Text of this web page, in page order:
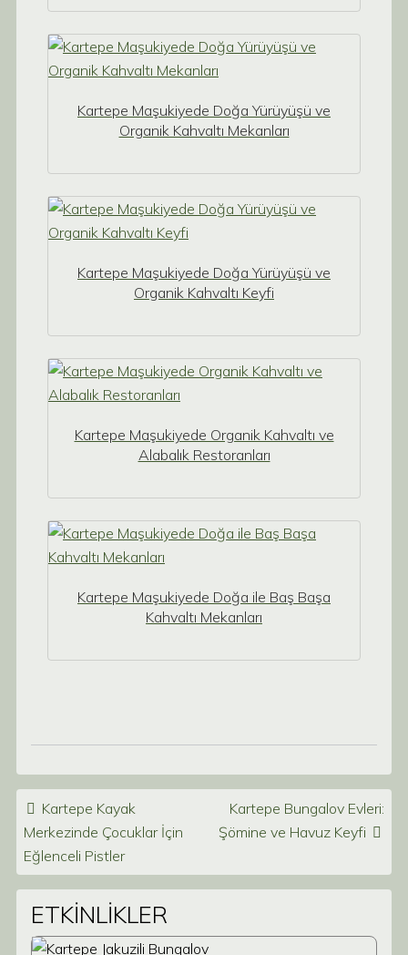
Kartepe Maşukiyede Doğa Yürüyüşü ve
Organik Kahvaltı Mekanları
Kartepe Maşukiyede Doğa Yürüyüşü ve
Organik Kahvaltı Keyfi
Kartepe Maşukiyede Organik Kahvaltı ve
Alabalık Restoranları
Kartepe Maşukiyede Doğa ile Baş Başa
Kahvaltı Mekanları
Post navigation
Kartepe Kayak
Merkezinde Çocuklar İçin
Eğlenceli Pistler
Kartepe Bungalov Evleri:
Şömine ve Havuz Keyfi
ETKİNLİKLER